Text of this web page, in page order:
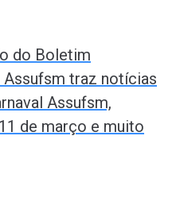
do Boletim
Assufsm traz notícias
Assufsm,
de março e muito